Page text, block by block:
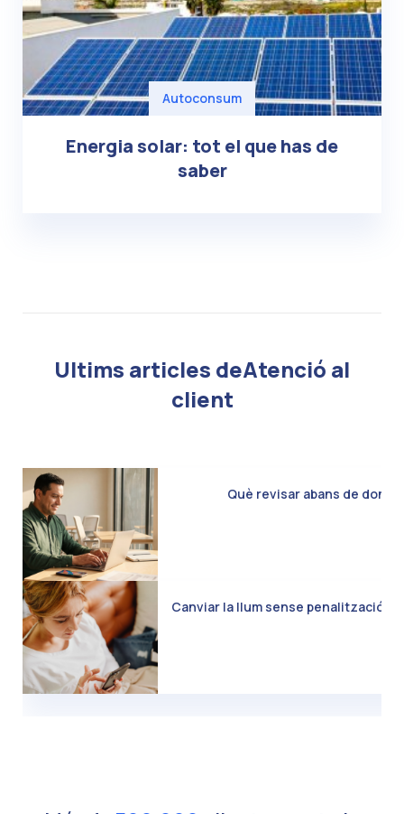
Autoconsum
Energia solar: tot el que has de
saber
Ultims articles deAtenció al
client
Què revisar abans de
Canviar la llum sense penalització: